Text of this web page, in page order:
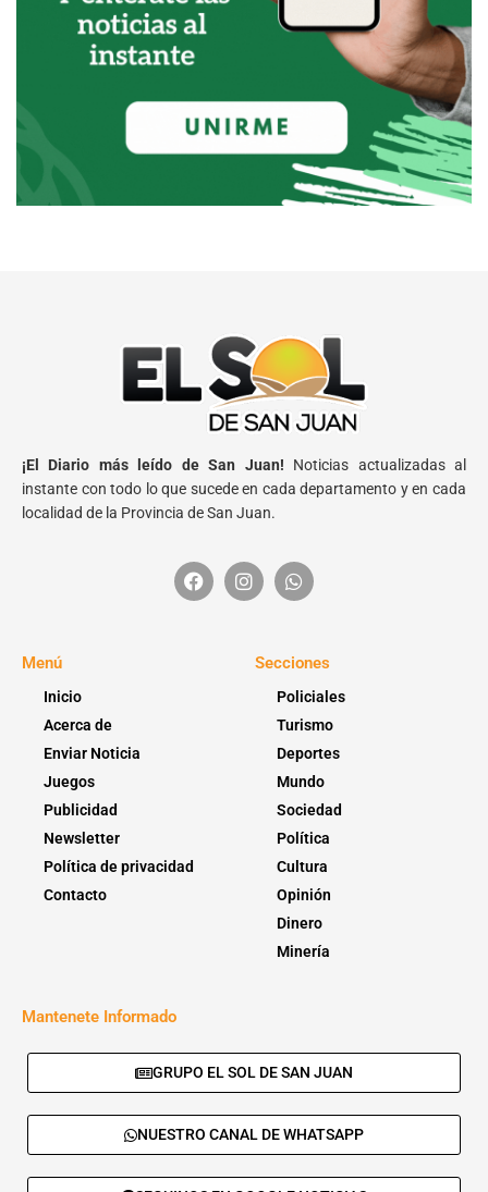
¡El Diario más leído de San Juan! Noticias actualizadas al
instante con todo lo que sucede en cada departamento y en cada
localidad de la Provincia de San Juan.
Menú
Inicio
Acerca de
Enviar Noticia
Juegos
Publicidad
Newsletter
Política de privacidad
Contacto
Secciones
Policiales
Turismo
Deportes
Mundo
Sociedad
Política
Cultura
Opinión
Dinero
Minería
Mantenete Informado
GRUPO EL SOL DE SAN JUAN
NUESTRO CANAL DE WHATSAPP